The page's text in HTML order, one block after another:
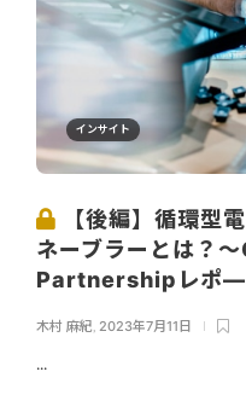
インサイト
【後編】循環型
ネーブラーとは？
Partnershipレポ―
木村 麻紀, 2023年7月11日
...